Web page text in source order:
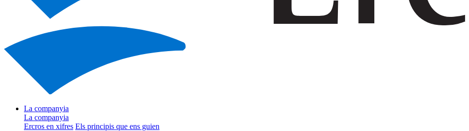
La companyia
La companyia
Ercros en xifres Els principis que ens guien